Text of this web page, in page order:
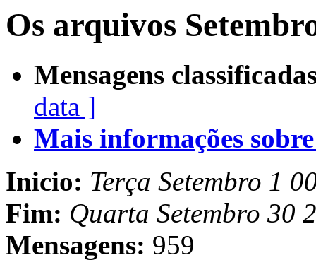
Os arquivos
Mensagens
data ]
Mais informações
Inicio: Terça Setembro 1
Fim: Quarta Setembro 30
Mensagens: 959